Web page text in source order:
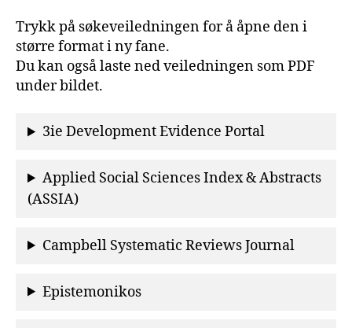
Trykk på søkeveiledningen for å åpne den i
større format i ny fane.
Du kan også laste ned veiledningen som PDF
under bildet.
3ie Development Evidence Portal
Applied Social Sciences Index & Abstracts
(ASSIA)
Campbell Systematic Reviews Journal
Epistemonikos